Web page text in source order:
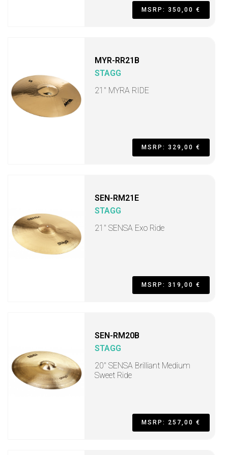
MSRP: 350,00 €
MYR-RR21B
STAGG
21" MYRA RIDE
MSRP: 329,00 €
SEN-RM21E
STAGG
21" SENSA Exo Ride
MSRP: 319,00 €
SEN-RM20B
STAGG
20" SENSA Brilliant Medium
Sweet Ride
MSRP: 257,00 €